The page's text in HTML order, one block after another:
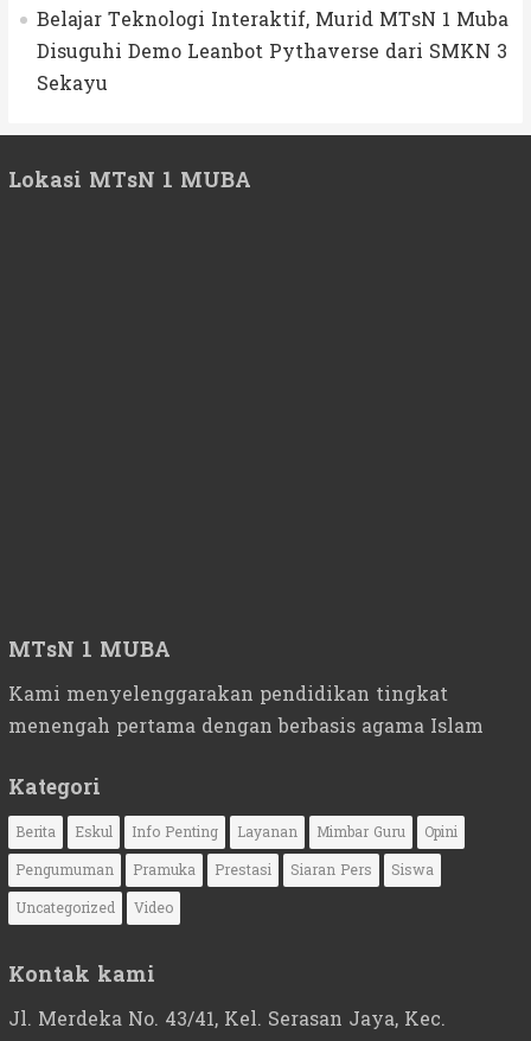
Belajar Teknologi Interaktif, Murid MTsN 1 Muba
Disuguhi Demo Leanbot Pythaverse dari SMKN 3
Sekayu
Lokasi MTsN 1 MUBA
MTsN 1 MUBA
Kami menyelenggarakan pendidikan tingkat
menengah pertama dengan berbasis agama Islam
Kategori
Berita Eskul Info Penting Layanan Mimbar Guru
Opini
Pengumuman
Pramuka Prestasi Siaran Pers
Siswa
Uncategorized
Video
Kontak kami
Jl. Merdeka No. 43/41, Kel. Serasan Jaya, Kec.